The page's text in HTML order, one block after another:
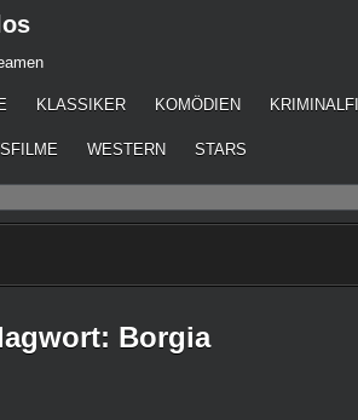
KLASSIKER KOMÖDIEN
WESTERN STARS
Borgia